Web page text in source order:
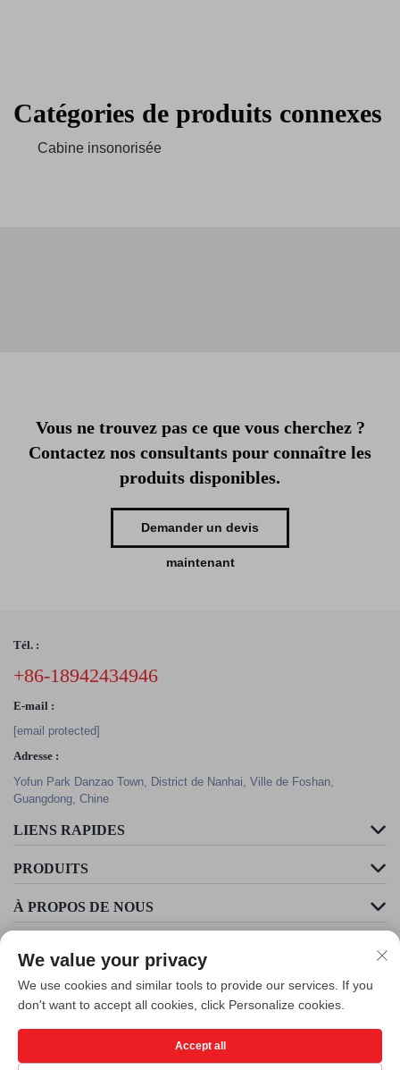
Catégories de produits connexes
Cabine insonorisée
Vous ne trouvez pas ce que vous cherchez ?
Contactez nos consultants pour connaître les
produits disponibles.
Demander un devis
maintenant
Tél. :
+86-18942434946
E-mail :
[email protected]
Adresse :
Yofun Park Danzao Town, District de Nanhai, Ville de Foshan,
Guangdong, Chine
LIENS RAPIDES
PRODUITS
À PROPOS DE NOUS
Droit d'auteur © Foshan Cleader Environmental Art Engineering Co., Ltd.
Tous droits réservés -Politique de confidentialité
We value your privacy
We use cookies and similar tools to provide our services. If you
don't want to accept all cookies, click Personalize cookies.
Accept all